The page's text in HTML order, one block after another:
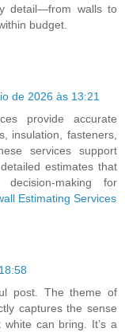
detail—from walls to
budget.
de 2026 às 13:21
provide accurate
insulation, fasteners,
services support
estimates that
making for
Estimating Services
post. The theme of
captures the sense
can bring. It’s a